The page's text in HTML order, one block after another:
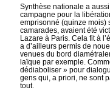
Synthèse nationale a
campagne pour la
emprisonné (quinze mois)
camarades, avaient été
Lazare à Paris. Cela fit à
a d’ailleurs permis de
venues du bord
laïque par exemple.
dédiaboliser » pour
gens qui, a priori, ne sont
tout.